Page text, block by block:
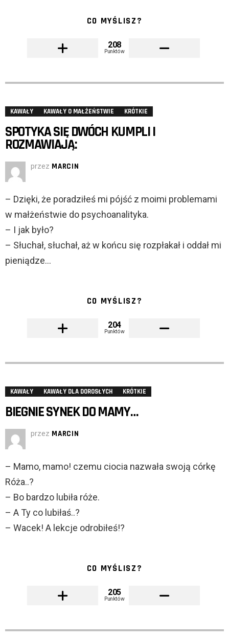
CO MYŚLISZ?
208
Punktów
KAWAŁY KAWAŁY O MAŁŻEŃSTWIE KRÓTKIE
SPOTYKA SIĘ DWÓCH KUMPLI I
ROZMAWIAJĄ:
przez MARCIN
– Dzięki, że poradziłeś mi pójść z moimi problemami
w małżeństwie do psychoanalityka.
– I jak było?
– Słuchał, słuchał, aż w końcu się rozpłakał i oddał mi
pieniądze…
CO MYŚLISZ?
204
Punktów
KAWAŁY KAWAŁY DLA DOROSŁYCH KRÓTKIE
BIEGNIE SYNEK DO MAMY…
przez MARCIN
– Mamo, mamo! czemu ciocia nazwała swoją córkę
Róża..?
– Bo bardzo lubiła róże.
– A Ty co lubiłaś..?
– Wacek! A lekcje odrobiłeś!?
CO MYŚLISZ?
205
Punktów